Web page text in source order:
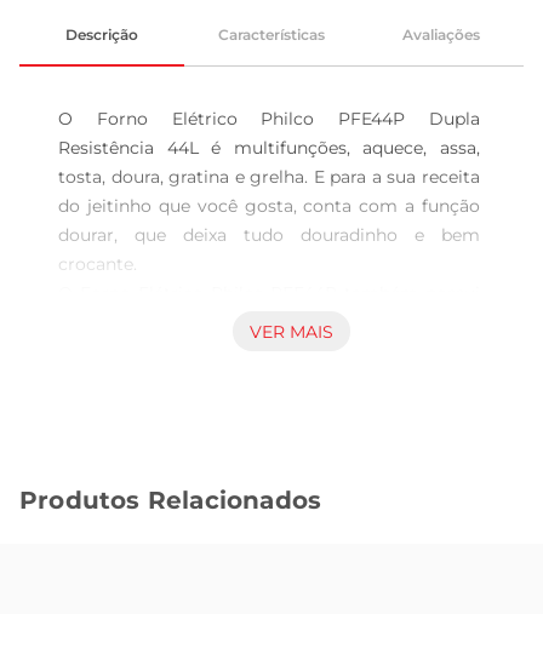
Descrição Características Avaliações
O Forno Elétrico Philco PFE44P Dupla
Resistência 44L é multifunções, aquece, assa,
tosta, doura, gratina e grelha. E para a sua receita
do jeitinho que você gosta, conta com a função
dourar, que deixa tudo douradinho e bem
crocante.
a função timer de 60 minutos com desligamento
Coloque os alimentos para assar com extrema
VER MAIS
Produtos Relacionados